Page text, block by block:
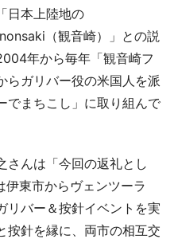
日本上陸地の
（観音崎）」との説
年から毎年「観音崎フ
らガリバー役の米国人を派
でまちこし」に取り組んで
んは「今回の返礼とし
伊東市からヴェンツーラ
リバー＆按針イベントを実
按針を縁に、両市の相互交